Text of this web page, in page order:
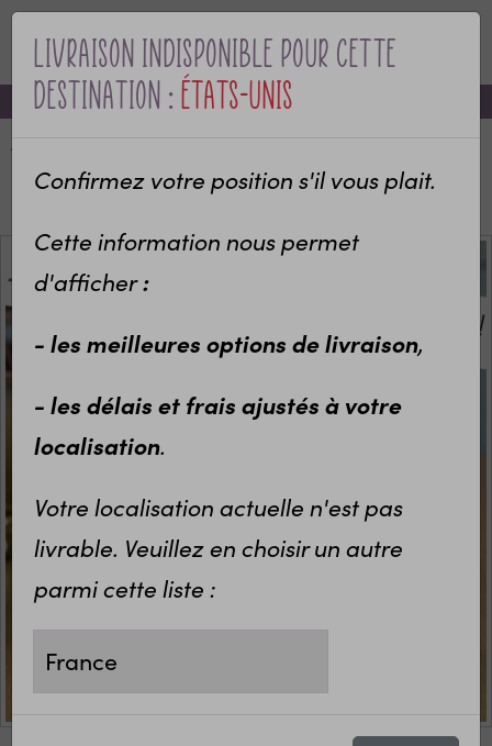
MENU
-10% sur votre première commande avec le code bienvenue
Livraison indisponible pour cette
destination :États-Unis
Confirmez votre position s'il vous plait.
Cette information nous permet
d'afficher:
- les meilleures options de livraison,
- les délais et frais ajustés à votre
localisation.
Votre localisation actuelle n'est pas
livrable. Veuillez en choisir un autre
parmi cette liste :
Pour compléter
Porte clés simili cuir "J'vais
11,10 €
Porte clés décapsuleur en Inox
de cul !"
les yeux tête de cul"
27,30 €
Bols personnalisés
Bol "J'vais t'arracher les yeux tête de cul"